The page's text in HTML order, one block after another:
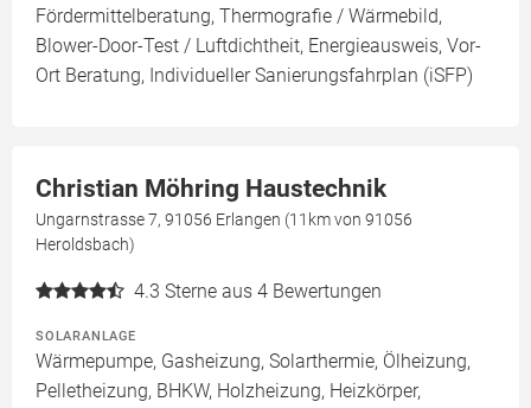
Fördermittelberatung, Thermografie / Wärmebild,
Blower-Door-Test / Luftdichtheit, Energieausweis, Vor-
Ort Beratung, Individueller Sanierungsfahrplan (iSFP)
Christian Möhring Haustechnik
Ungarnstrasse 7, 91056 Erlangen (11km von 91056
Heroldsbach)
4.3 Sterne aus 4 Bewertungen
SOLARANLAGE
Wärmepumpe, Gasheizung, Solarthermie, Ölheizung,
Pelletheizung, BHKW, Holzheizung, Heizkörper,